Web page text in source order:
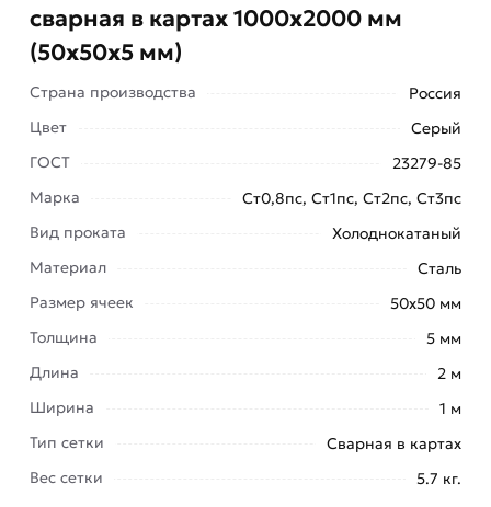
Сварная сетка в картах принадлежит к числу
специализированном оборудовании из стальной
проволоки и используется для армирования
сооружений из железобетона.
Она отличается высокой прочностью,
длительным сроком эксплуатации и высокой
сварная в картах 1000х2000 мм
(50х50х5 мм)
Страна производства
Россия
Цвет
Серый
ГОСТ
23279-85
Марка
Ст0,8пс, Ст1пс, Ст2пс, Ст3пс
Вид проката
Холоднокатаный
Материал
Сталь
Размер ячеек
50х50 мм
Толщина
5 мм
Длина
2 м
Ширина
1 м
Тип сетки
Сварная в картах
Вес сетки
5.7 кг.